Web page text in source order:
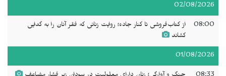
02/08/2026
08:00
از کتاب‌فروشی تا کنار جاده؛ روایت زنانی که فقر آنان را به گدایی
کشاند
01/08/2026